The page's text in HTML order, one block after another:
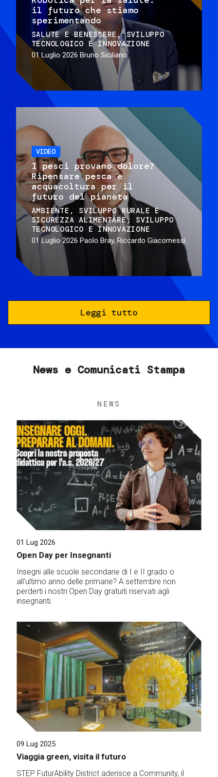
il futuro che stiamo
sperimentando
SALUTE E BENESSERE
SVILUPPO
TECNOLOGICO E INNOVAZIONE
01 Luglio 2026 Bruno Siciliano
VIDEO
I pesci provano dolore?
Ripensare pesca e
acquacoltura per il
futuro del pianeta
AMBIENTE
SVILUPPO RURALE E
SICUREZZA ALIMENTARE
SVILUPPO
TECNOLOGICO E INNOVAZIONE
01 Luglio 2026 Paolo Bray, Riccardo Giacomessi
Leggi tutto
News e Comunicati Stampa
NEWS
01 Lug 2026
Open Day per Insegnanti
Insegni alle scuole secondarie di I e II grado o
all'ultimo anno delle primarie? A settembre non
perderti i nostri Open Day gratuiti riservati agli
insegnanti.
09 Lug 2025
Viaggia green, visita il futuro
STEP FuturAbility District aderisce a Community, il